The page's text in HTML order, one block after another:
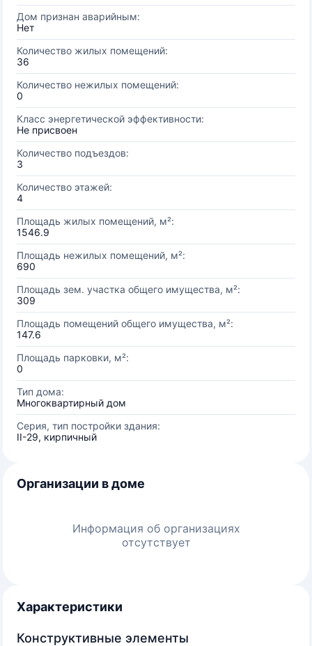
Дом признан аварийным:
Нет
Количество жилых помещений:
36
Количество нежилых помещений:
0
Класс энергетической эффективности:
Не присвоен
Количество подъездов:
3
Количество этажей:
4
Площадь жилых помещений, м²:
1546.9
Площадь нежилых помещений, м²:
690
Площадь зем. участка общего имущества, м²:
309
Площадь помещений общего имущества, м²:
147.6
Площадь парковки, м²:
0
Тип дома:
Многоквартирный дом
Серия, тип постройки здания:
II-29, кирпичный
Организации в доме
Информация об организациях
отсутствует
Характеристики
Конструктивные элементы